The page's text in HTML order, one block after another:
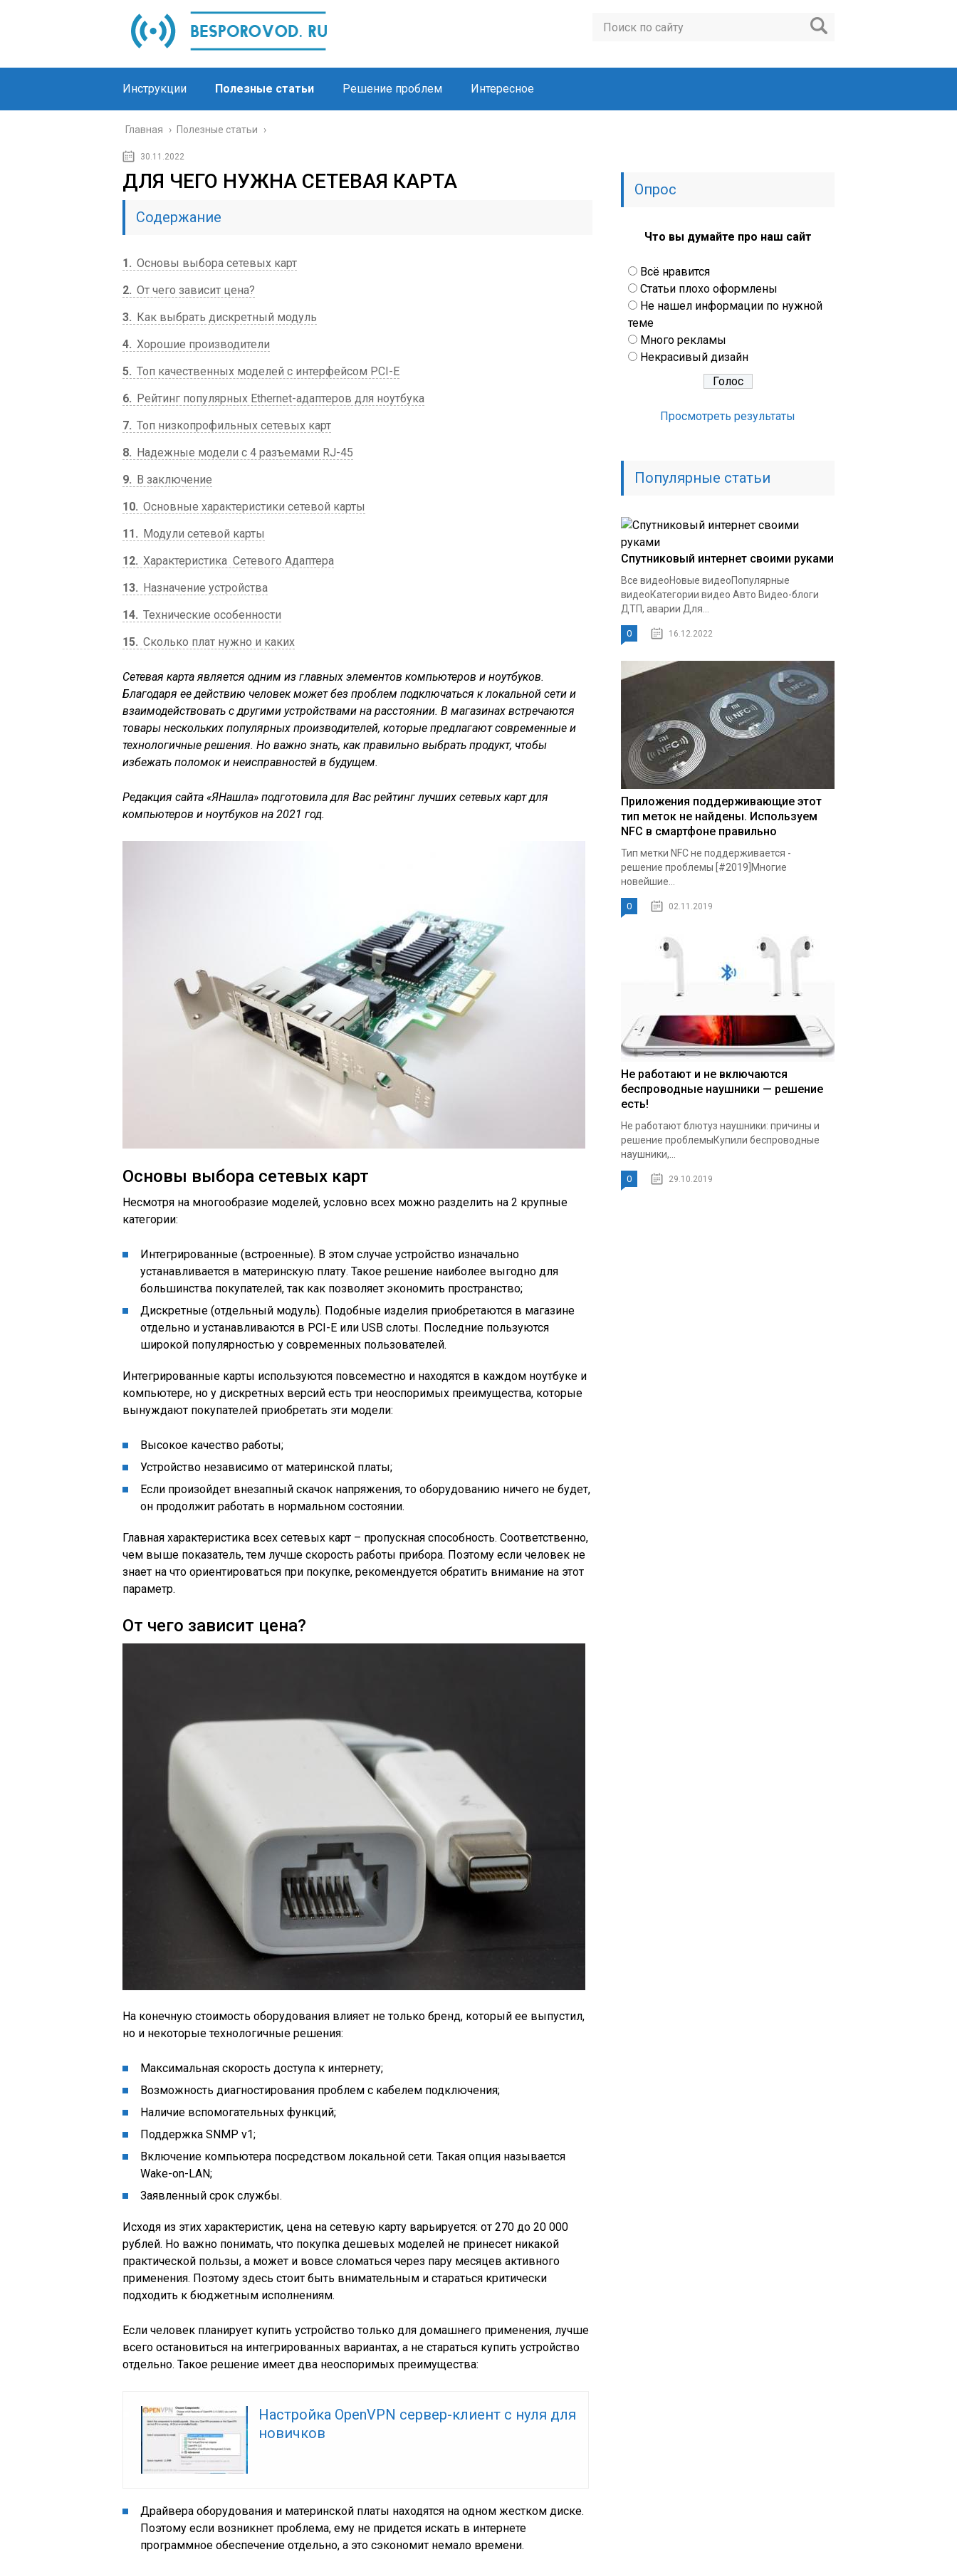
Инструкции Полезные статьи Решение проблем Интересное
Главная › Полезные статьи ›
30.11.2022
ДЛЯ ЧЕГО НУЖНА СЕТЕВАЯ КАРТА
Содержание
1
Основы выбора сетевых карт
2 От чего зависит цена?
3
Как выбрать дискретный модуль
4 Хорошие производители
5 Топ качественных моделей с интерфейсом PCI-E
6
Рейтинг популярных Ethernet-адаптеров для ноутбука
7 Топ низкопрофильных сетевых карт
8
Надежные модели с 4 разъемами RJ-45
9
В заключение
10 Основные характеристики сетевой карты
11
Модули сетевой карты
12 Характеристика Сетевого Адаптера
13
Назначение устройства
14 Технические особенности
15 Сколько плат нужно и каких
Сетевая карта является одним из главных элементов компьютеров и ноутбуков.
Благодаря ее действию человек может без проблем подключаться к локальной сети и
взаимодействовать с другими устройствами на расстоянии. В магазинах встречаются
товары нескольких популярных производителей, которые предлагают современные и
технологичные решения. Но важно знать, как правильно выбрать продукт, чтобы
избежать поломок и неисправностей в будущем.
Редакция сайта «ЯНашла» подготовила для Вас рейтинг лучших сетевых карт для
компьютеров и ноутбуков на 2021 год.
Основы выбора сетевых карт
Несмотря на многообразие моделей, условно всех можно разделить на 2 крупные
категории:
Интегрированные (встроенные). В этом случае устройство изначально
устанавливается в материнскую плату. Такое решение наиболее выгодно для
большинства покупателей, так как позволяет экономить пространство;
Дискретные (отдельный модуль). Подобные изделия приобретаются в магазине
отдельно и устанавливаются в PCI-E или USB слоты. Последние пользуются
широкой популярностью у современных пользователей.
Интегрированные карты используются повсеместно и находятся в каждом ноутбуке и
компьютере, но у дискретных версий есть три неоспоримых преимущества, которые
вынуждают покупателей приобретать эти модели:
Высокое качество работы;
Устройство независимо от материнской платы;
Если произойдет внезапный скачок напряжения, то оборудованию ничего не будет,
он продолжит работать в нормальном состоянии.
Главная характеристика всех сетевых карт – пропускная способность. Соответственно,
чем выше показатель, тем лучше скорость работы прибора. Поэтому если человек не
знает на что ориентироваться при покупке, рекомендуется обратить внимание на этот
параметр.
От чего зависит цена?
На конечную стоимость оборудования влияет не только бренд, который ее выпустил,
но и некоторые технологичные решения:
Максимальная скорость доступа к интернету;
Возможность диагностирования проблем с кабелем подключения;
Наличие вспомогательных функций;
Поддержка SNMP v1;
Включение компьютера посредством локальной сети. Такая опция называется
Wake-on-LAN;
Заявленный срок службы.
Исходя из этих характеристик, цена на сетевую карту варьируется: от 270 до 20 000
рублей. Но важно понимать, что покупка дешевых моделей не принесет никакой
практической пользы, а может и вовсе сломаться через пару месяцев активного
применения. Поэтому здесь стоит быть внимательным и стараться критически
подходить к бюджетным исполнениям.
Если человек планирует купить устройство только для домашнего применения, лучше
всего остановиться на интегрированных вариантах, а не стараться купить устройство
отдельно. Такое решение имеет два неоспоримых преимущества:
Настройка OpenVPN сервер-клиент с нуля для
новичков
Драйвера оборудования и материнской платы находятся на одном жестком диске.
Поэтому если возникнет проблема, ему не придется искать в интернете
программное обеспечение отдельно, а это сэкономит немало времени.
Опрос
Что вы думайте про наш сайт
Всё нравится
Статьи плохо оформлены
Не нашел информации по нужной
теме
Много рекламы
Некрасивый дизайн
Просмотреть результаты
Популярные статьи
Спутниковый интернет своими руками
Все видеоНовые видеоПопулярные
видеоКатегории видео Авто Видео-блоги
ДТП, аварии Для...
0 16.12.2022
Приложения поддерживающие этот
тип меток не найдены. Используем
NFC в смартфоне правильно
Тип метки NFC не поддерживается -
решение проблемы [#2019]Многие
новейшие...
0 02.11.2019
Не работают и не включаются
беспроводные наушники — решение
есть!
Не работают блютуз наушники: причины и
решение проблемыКупили беспроводные
наушники,...
0 29.10.2019